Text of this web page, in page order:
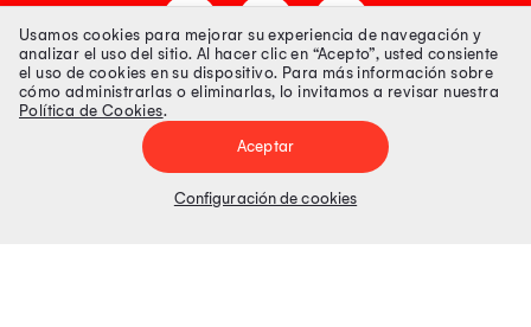
Tienda 100% Segura
Tiendas Peruanas S.A. R.U.C. Nº 20493020618. Todos los derechos
Precios disponibles solo en www.oechsle.pe. Precios online publicados
Usamos cookies para mejorar su experiencia de navegación y
analizar el uso del sitio. Al hacer clic en “Acepto”, usted consiente
el uso de cookies en su dispositivo. Para más información sobre
cómo administrarlas o eliminarlas, lo invitamos a revisar nuestra
Política de Cookies.
Aceptar
Configuración de cookies